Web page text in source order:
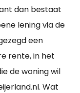
dan bestaat
lening via de
een
rente, in het
de woning wil
Wat